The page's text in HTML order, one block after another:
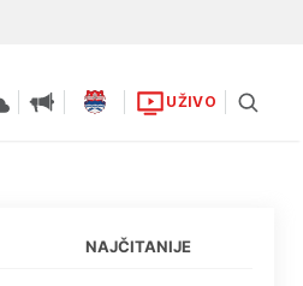
UŽIVO
NAJČITANIJE